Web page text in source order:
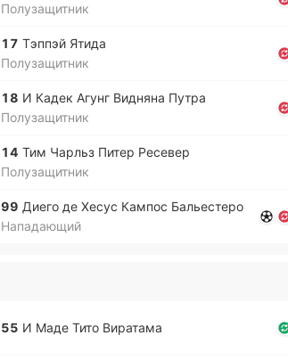
Полузащитник
17 Тэппэй Ятида
Полузащитник
18 И Кадек Агунг Ви­дня­на Путра
Полузащитник
14 Тим Чарльз Питер Ре­се­вер
Полузащитник
99 Диего де Хесус Кампос Ба­лье­сте­ро
Нападающий
55 И Маде Тито Ви­ра­та­ма